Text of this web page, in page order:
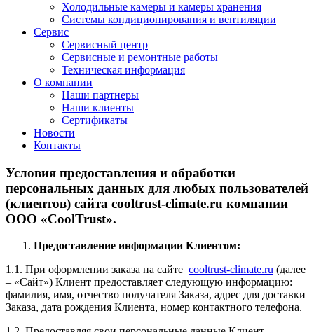
Холодильные камеры и камеры хранения
Системы кондиционирования и вентиляции
Сервис
Сервисный центр
Сервисные и ремонтные работы
Техническая информация
О компании
Наши партнеры
Наши клиенты
Сертификаты
Новости
Контакты
Условия предоставления и обработки
персональных данных для любых пользователей
(клиентов) сайта cooltrust-climate.ru компании
ООО «CoolTrust».
Предоставление информации Клиентом:
1.1. При оформлении заказа на сайте cooltrust-climate.ru (далее
– «Сайт») Клиент предоставляет следующую информацию:
фамилия, имя, отчество получателя Заказа, адрес для доставки
Заказа, дата рождения Клиента, номер контактного телефона.